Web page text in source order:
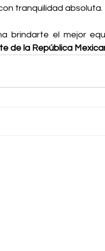
tranquilidad absoluta.
brindarte el mejor
de la República